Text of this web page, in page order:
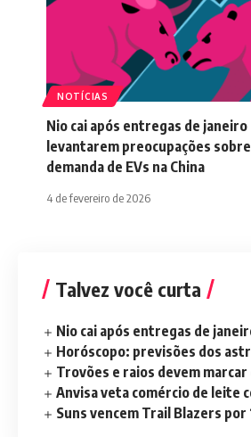
NOTÍCIAS
Nio cai após entregas de janeiro
levantarem preocupações sobre
demanda de EVs na China
4 de fevereiro de 2026
Talvez você curta
Nio cai após entregas de
Horóscopo: previsões dos
Trovões e raios devem
Anvisa veta comércio de leite
Suns vencem Trail Blazers por